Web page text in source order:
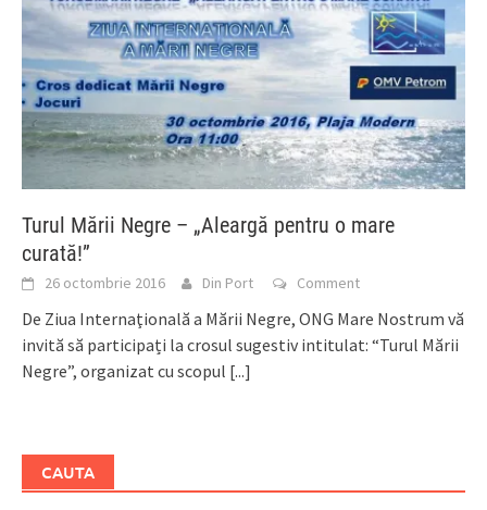
Turul Mării Negre – „Aleargă pentru o mare
curată!”
26 octombrie 2016 Din Port Comment
De Ziua Internaţională a Mării Negre, ONG Mare Nostrum vă
invită să participați la crosul sugestiv intitulat: “Turul Mării
Negre”, organizat cu scopul [...]
CAUTA